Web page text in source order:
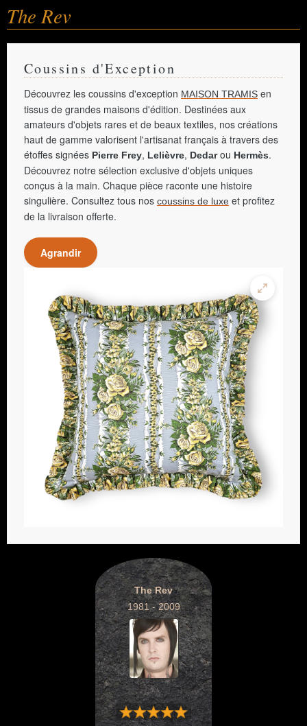
The Rev
Coussins d'Exception
Découvrez les coussins d'exception MAISON TRAMIS en
tissus de grandes maisons d'édition. Destinées aux
amateurs d'objets rares et de beaux textiles, nos créations
haut de gamme valorisent l'artisanat français à travers des
étoffes signées Pierre Frey, Lelièvre, Dedarou Hermès.
Découvrez notre sélection exclusive d'objets uniques
conçus à la main. Chaque pièce raconte une histoire
singulière. Consultez tous nos coussins de luxe et profitez
de la livraison offerte.
Agrandir
The Rev
1981 - 2009